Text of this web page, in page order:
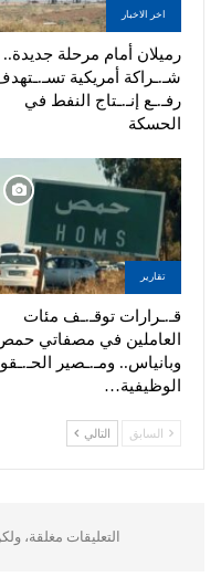
اخر الاخبار
رميلان أمام مرحلة جديدة..
شـ.ـراكة أمريكية
رفـ.ـع إنـ.ـتاج النفط في
الحسكة
تقارير
قـ.ـرارات توقـ.ـف مئات
العاملين في مصفاتي
وبانياس.. ومـ.ـصير
الوظيفية…
السابق التالي
التعليقات مغلقة،